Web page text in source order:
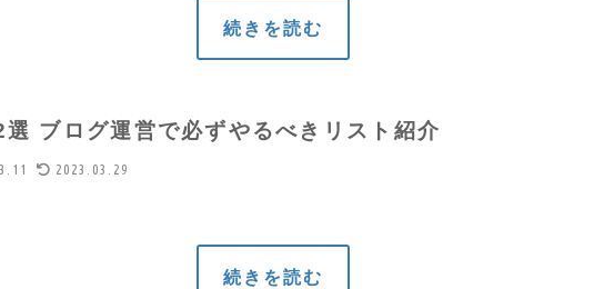
続きを読む
ブログ運営で必ずやるべきリスト紹介
2023.03.29
続きを読む